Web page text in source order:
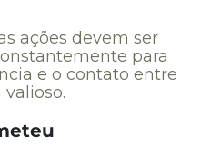
ações devem ser
para
e o contato entre